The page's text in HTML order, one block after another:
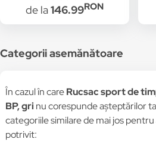
de la146.99RON
Categorii asemănătoare
În cazul în careRucsac sport de
BP, grinu corespunde așteptărilor
categoriile similare de mai jos
potrivit: